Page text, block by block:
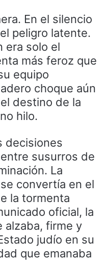
En el silencio
peligro latente.
era solo el
más feroz que
equipo
choque aún
destino de la
hilo.
decisiones
susurros de
La
convertía en el
la tormenta
oficial, la
alzaba, firme y
judío en su
que emanaba